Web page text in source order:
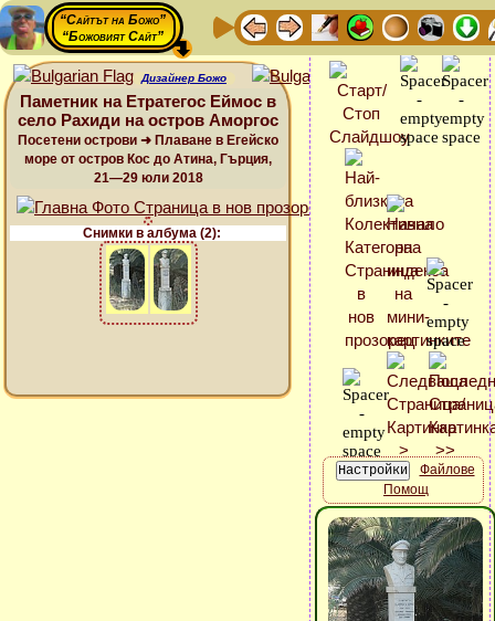
“Сайтът на Божо”
“Божовият Сайт”
Дизайнер Божо
Паметник на Етратегос Еймос в
село Рахиди на остров Аморгос
Посетени острови ➜ Плаване в Егейско
море от остров Кос до Атина, Гърция,
21—29 юли 2018
Снимки в албума (2):
Файлове
Помощ